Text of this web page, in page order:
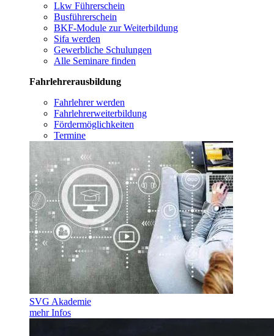
Lkw Führerschein
Busführerschein
BKF-Module zur Weiterbildung
Sifa werden
Gewerbliche Schulungen
Alle Seminare finden
Fahrlehrerausbildung
Fahrlehrer werden
Fahrlehrerweiterbildung
Fördermöglichkeiten
Termine
SVG Akademie
mehr Infos